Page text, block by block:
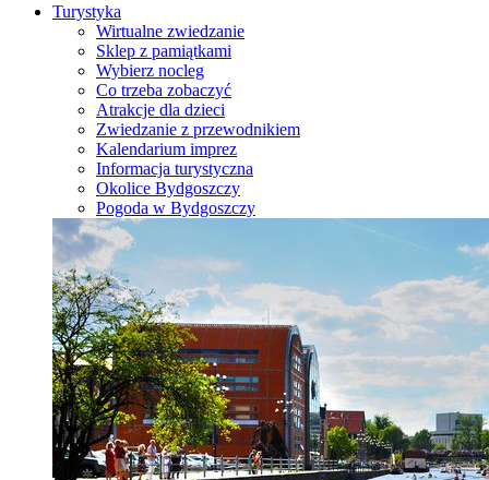
Turystyka
Wirtualne zwiedzanie
Sklep z pamiątkami
Wybierz nocleg
Co trzeba zobaczyć
Atrakcje dla dzieci
Zwiedzanie z przewodnikiem
Kalendarium imprez
Informacja turystyczna
Okolice Bydgoszczy
Pogoda w Bydgoszczy